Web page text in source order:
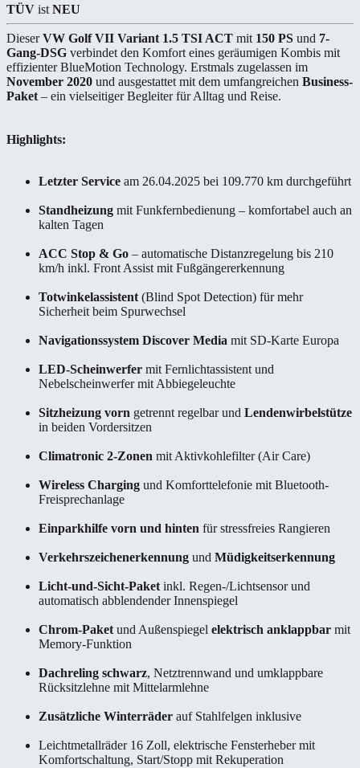
TÜV ist NEU
DieserVW Golf VII Variant 1.5 TSI ACT mit 150 PS und 7-
Gang-DSG verbindet den Komfort eines geräumigen Kombis mit
effizienter BlueMotion Technology. Erstmals zugelassen im
November 2020 und ausgestattet mit dem umfangreichen Business-
Paket – ein vielseitiger Begleiter für Alltag und Reise.
Highlights:
Letzter Service am 26.04.2025 bei 109.770 km durchgeführt
Standheizung mit Funkfernbedienung – komfortabel auch an
kalten Tagen
ACC Stop & Go – automatische Distanzregelung bis 210
km/h inkl. Front Assist mit Fußgängererkennung
Totwinkelassistent (Blind Spot Detection) für mehr
Sicherheit beim Spurwechsel
Navigationssystem Discover Media mit SD-Karte Europa
LED-Scheinwerfer mit Fernlichtassistent und
Nebelscheinwerfer mit Abbiegeleuchte
Sitzheizung vorn getrennt regelbar und Lendenwirbelstütze
in beiden Vordersitzen
Climatronic 2-Zonen mit Aktivkohlefilter (Air Care)
Wireless Charging und Komforttelefonie mit Bluetooth-
Freisprechanlage
Einparkhilfe vorn und hinten für stressfreies Rangieren
Verkehrszeichenerkennung und Müdigkeitserkennung
Licht-und-Sicht-Paket inkl. Regen-/Lichtsensor und
automatisch abblendender Innenspiegel
Chrom-Paket und Außenspiegel elektrisch anklappbar mit
Memory-Funktion
Dachreling schwarz, Netztrennwand und umklappbare
Rücksitzlehne mit Mittelarmlehne
Zusätzliche Winterräder auf Stahlfelgen inklusive
Leichtmetallräder 16 Zoll, elektrische Fensterheber mit
Komfortschaltung, Start/Stopp mit Rekuperation